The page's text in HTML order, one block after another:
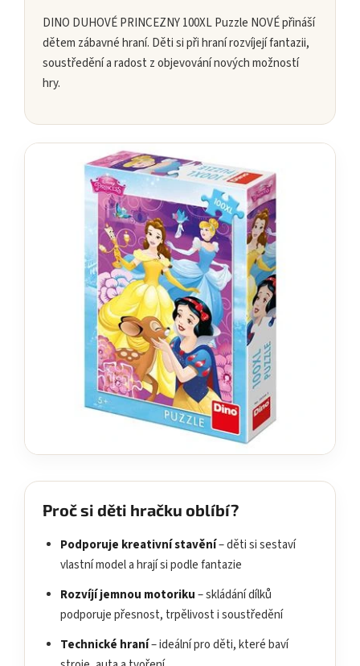
DINO DUHOVÉ PRINCEZNY 100XL Puzzle NOVÉ přináší
dětem zábavné hraní. Děti si při hraní rozvíjejí fantazii,
soustředění a radost z objevování nových možností
hry.
Proč si děti hračku oblíbí?
Podporuje kreativní stavění– děti si sestaví
vlastní model a hrají si podle fantazie
Rozvíjí jemnou motoriku– skládání dílků
podporuje přesnost, trpělivost i soustředění
Technické hraní– ideální pro děti, které baví